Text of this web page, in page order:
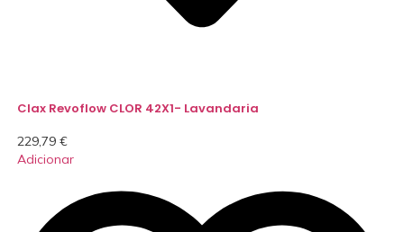
Clax Revoflow CLOR 42X1- Lavandaria
229,79 €
Adicionar